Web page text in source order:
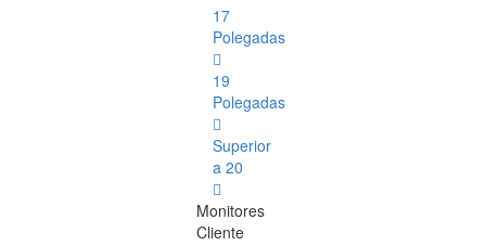
17
Polegadas
19
Polegadas
Superior
a 20
Monitores
Cliente